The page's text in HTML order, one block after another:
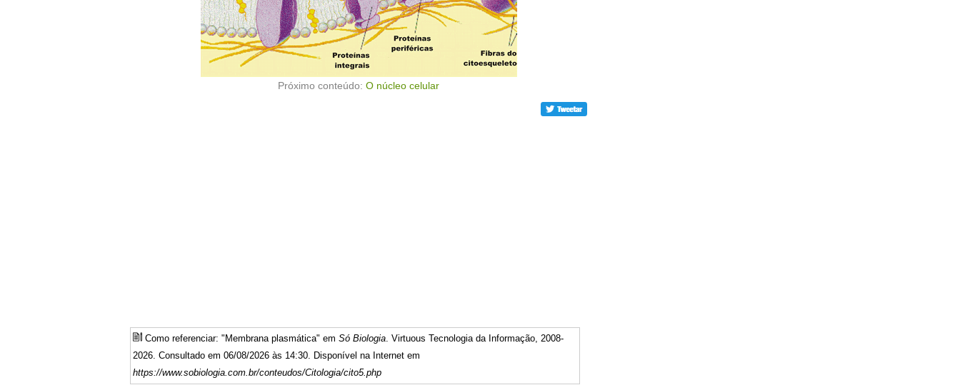
Próximo conteúdo: O núcleo celular
Como referenciar: "Membrana plasmática" em Só Biologia. Virtuous Tecnologia da Informação, 2008-
2026. Consultado em 06/08/2026 às 14:30. Disponível na Internet em
https://www.sobiologia.com.br/conteudos/Citologia/cito5.php